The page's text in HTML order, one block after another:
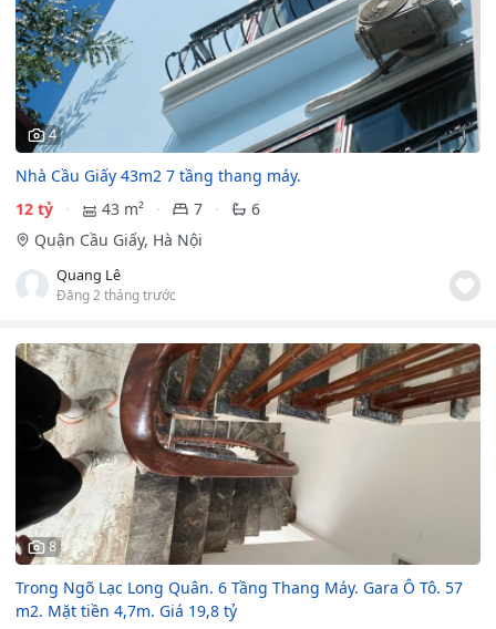
4
Nhà Cầu Giấy 43m2 7 tầng thang máy.
12 tỷ
43 m² 7
6
Quận Cầu Giấy, Hà Nội
Quang Lê
Đăng 2 tháng trước
8
Trong Ngõ Lạc Long Quân. 6 Tầng Thang Máy. Gara Ô Tô. 57
m2. Mặt tiền 4,7m. Giá 19,8 tỷ